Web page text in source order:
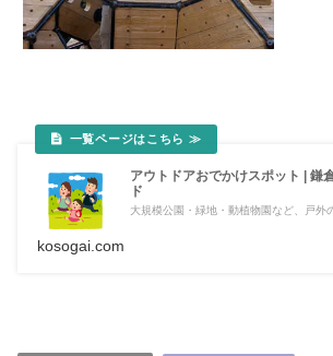
アウトドアおでかけスポット | 鎌
ド
大規模公園・緑地・動植物園など、戸外
kosogai.com